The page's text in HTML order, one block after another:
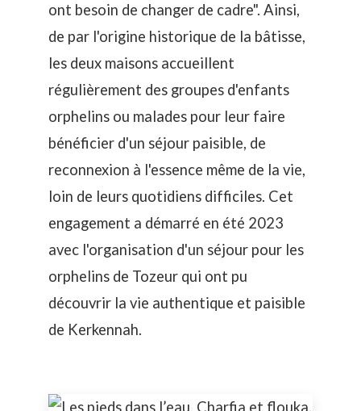
ont besoin de changer de cadre". Ainsi,
de par l'origine historique de la bâtisse,
les deux maisons accueillent
régulièrement des groupes d'enfants
orphelins ou malades pour leur faire
bénéficier d'un séjour paisible, de
reconnexion à l'essence même de la vie,
loin de leurs quotidiens difficiles. Cet
engagement a démarré en été 2023
avec l'organisation d'un séjour pour les
orphelins de Tozeur qui ont pu
découvrir la vie authentique et paisible
de Kerkennah.